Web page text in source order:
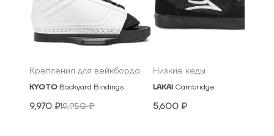
Крепления для вейкборда
KYOTO Backyard Bindings
9,970 ₽19,950₽
Низкие кеды
LAKAI Cambridge
5,600 ₽